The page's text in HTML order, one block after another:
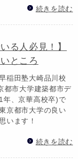
続きを読む
る人必見！】
ところ
稲田塾大崎品川校
都市大学建築都市デ
年、京華高校卒)で
京都市大学の良い
います！
続きを読む